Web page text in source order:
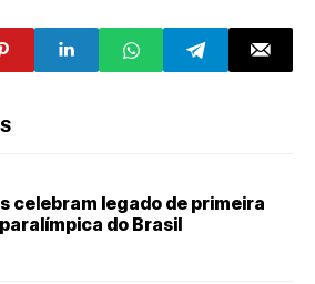
celebram legado de primeira
do Brasil